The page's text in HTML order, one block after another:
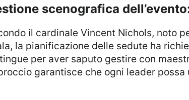
scenografica
la pianificazione delle sedute ha
per aver saputo gestire con
garantisce che ogni leader